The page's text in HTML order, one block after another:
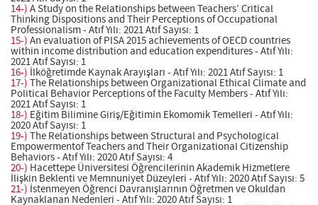
14-) A Study on the Relationships between Teachers’ Critical
Thinking Dispositions and Their Perceptions of Occupational
Professionalism - Atıf Yılı: 2021 Atıf Sayısı: 1
15-) An evaluation of PISA 2015 achievements of OECD countries
within income distribution and education expenditures - Atıf Yılı:
2021 Atıf Sayısı: 1
16-) İlköğretimde Kaynak Arayışları - Atıf Yılı: 2021 Atıf Sayısı: 1
17-) The Relationships between Organizational Ethical Climate and
Political Behavior Perceptions of the Faculty Members - Atıf Yılı:
2021 Atıf Sayısı: 1
18-) Eğitim Bilimine Giriş/Eğitimin Ekomomik Temelleri - Atıf Yılı:
2020 Atıf Sayısı: 1
19-) The Relationships between Structural and Psychological
Empowermentof Teachers and Their Organizational Citizenship
Behaviors - Atıf Yılı: 2020 Atıf Sayısı: 4
20-) Hacettepe Üniversitesi Öğrencilerinin Akademik Hizmetlere
İlişkin Beklenti ve Memnuniyet Düzeyleri - Atıf Yılı: 2020 Atıf Sayısı: 5
21-) İstenmeyen Öğrenci Davranışlarının Öğretmen ve Okuldan
Kaynaklanan Nedenleri - Atıf Yılı: 2020 Atıf Sayısı: 1